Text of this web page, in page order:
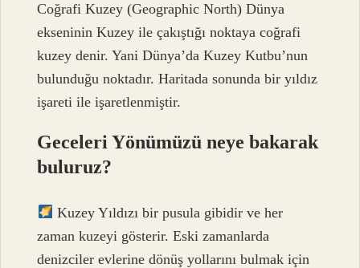
Coğrafi Kuzey (Geographic North) Dünya
ekseninin Kuzey ile çakıştığı noktaya coğrafi
kuzey denir. Yani Dünya’da Kuzey Kutbu’nun
bulunduğu noktadır. Haritada sonunda bir yıldız
işareti ile işaretlenmiştir.
Geceleri Yönümüzü neye bakarak
buluruz?
Kuzey Yıldızı bir pusula gibidir ve her
zaman kuzeyi gösterir. Eski zamanlarda
denizciler evlerine dönüş yollarını bulmak için